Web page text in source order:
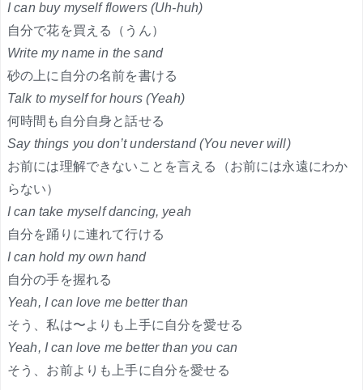
I can buy myself flowers (Uh-huh)
自分で花を買える（うん）
Write my name in the sand
砂の上に自分の名前を書ける
Talk to myself for hours (Yeah)
何時間も自分自身と話せる
Say things you don’t understand (You never will)
お前には理解できないことを言える（お前には永遠にわか
らない）
I can take myself dancing, yeah
自分を踊りに連れて行ける
I can hold my own hand
自分の手を握れる
Yeah, I can love me better than
そう、私は〜よりも上手に自分を愛せる
Yeah, I can love me better than you can
そう、お前よりも上手に自分を愛せる